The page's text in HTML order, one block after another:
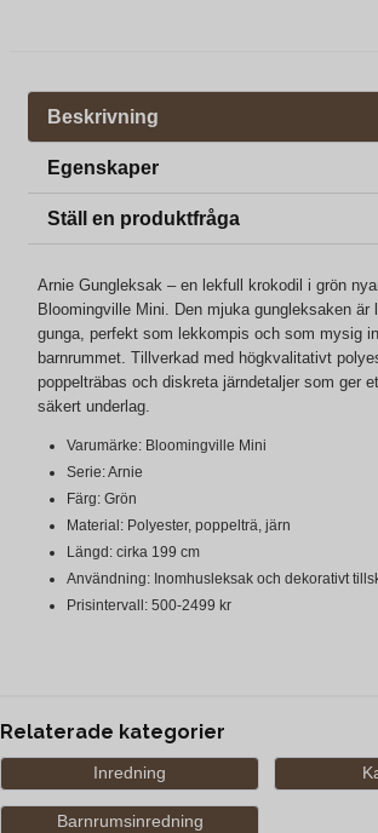
Beskrivning
Egenskaper
Ställ en produktfråga
Arnie Gungleksak – en lekfull krokodil i grön
Bloomingville Mini. Den mjuka gungleksaken är
gunga, perfekt som lekkompis och som mysig
barnrummet. Tillverkad med högkvalitativt
poppelträbas och diskreta järndetaljer som ger
säkert underlag.
Varumärke: Bloomingville Mini
Serie: Arnie
Färg: Grön
Material: Polyester, poppelträ, järn
Längd: cirka 199 cm
Användning: Inomhusleksak och dekorativt
Prisintervall: 500-2499 kr
Relaterade kategorier
Inredning
Barnrumsinredning